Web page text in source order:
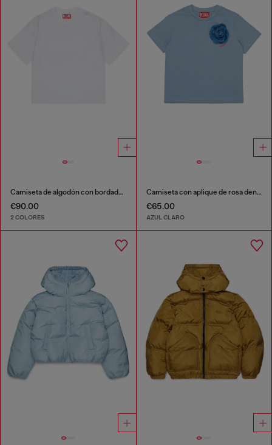
Camiseta de algodón con bordado tonal Oval D
€90.00
2 COLORES
Camiseta con aplique de rosa denim
€65.00
AZUL CLARO